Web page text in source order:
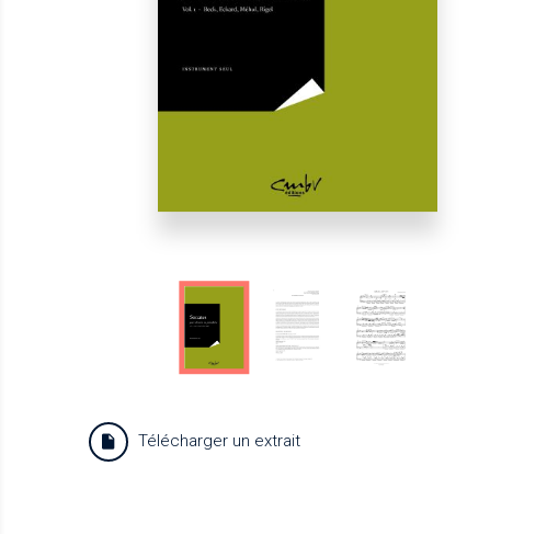
Télécharger un extrait